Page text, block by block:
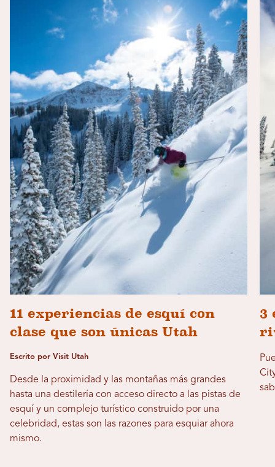
11 experiencias de esquí con
clase que son únicas Utah
Escrito por Visit Utah
Desde la proximidad y las montañas más grandes
hasta una destilería con acceso directo a las pistas de
esquí y un complejo turístico construido por una
celebridad, estas son las razones para esquiar ahora
mismo.
3